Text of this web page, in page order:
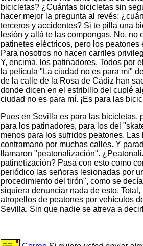
bicicletas? ¿Cuántas bicicletas sin
hacer mejor la pregunta al revés:
terceros y accidentes? Si te pilla una
lesión y allá te las compongas. No,
patinetes eléctricos, pero los
Para nosotros no hacen carriles
Y, encima, los patinadores. Todos por
la película "La ciudad no es para mí"
de la calle de la Rosa de Cádiz han
donde dicen en el estribillo del cuplé
ciudad no es para mí. ¡Es para las
Pues en Sevilla es para las bicicletas,
para los patinadores, para los del
menos para los sufridos peatones.
contramano por muchas calles. Y
llamaron "peatonalización".
patinetización? Pasa con esto como
periódico las señoras lesionadas por
procedimiento del tirón", como se
siquiera denunciar nada de esto.
atropellos de peatones por vehículos
Sevilla. Sin que nadie se atreva a